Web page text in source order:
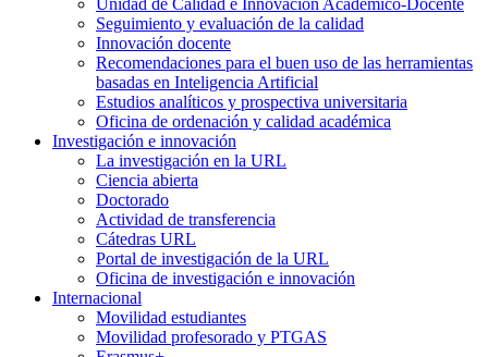
Seguimiento y evaluación de la calidad
Innovación docente
Recomendaciones para el buen uso de las herramientas
basadas en Inteligencia Artificial
Estudios analíticos y prospectiva universitaria
Oficina de ordenación y calidad académica
Investigación e innovación
La investigación en la URL
Ciencia abierta
Doctorado
Actividad de transferencia
Cátedras URL
Portal de investigación de la URL
Oficina de investigación e innovación
Internacional
Movilidad estudiantes
Movilidad profesorado y PTGAS